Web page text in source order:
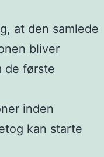
at den samlede
bliver
de første
inden
kan starte